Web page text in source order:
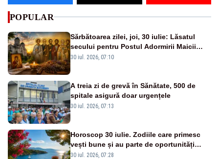
POPULAR
Sărbătoarea zilei, joi, 30 iulie: Lăsatul
secului pentru Postul Adormirii Maicii
Domnului și Sfântul Valentin
30 iul. 2026, 07:10
A treia zi de grevă în Sănătate, 500 de
spitale asigură doar urgențele
30 iul. 2026, 07:13
Horoscop 30 iulie. Zodiile care primesc
vești bune și au parte de oportunități
neașteptate
30 iul. 2026, 07:28